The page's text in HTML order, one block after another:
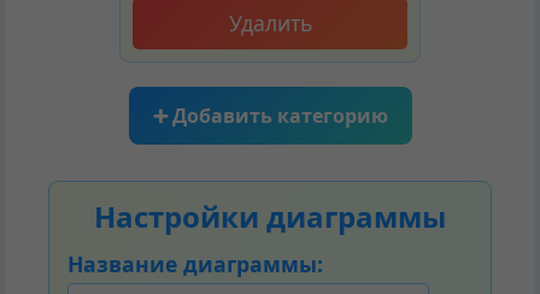
Удалить
➕ Добавить категорию
Настройки диаграммы
Название диаграммы: